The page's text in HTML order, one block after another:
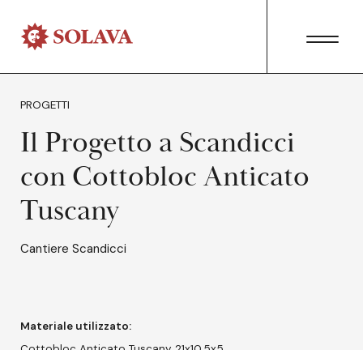
PROGETTI
Il Progetto a Scandicci
con Cottobloc Anticato
Tuscany
Cantiere Scandicci
Materiale utilizzato: